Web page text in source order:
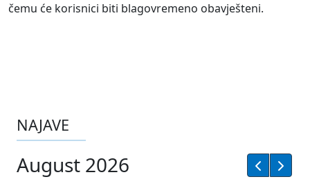
čemu će korisnici biti blagovremeno obavješteni.
NAJAVE
August 2026